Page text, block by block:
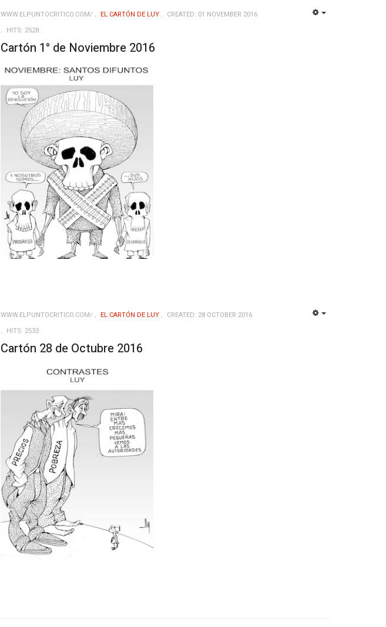
WWW.ELPUNTOCRITICO.COM/ EL CARTÓN DE LUY
CREATED: 01 NOVEMBER 2016
HITS: 2528
Cartón 1° de Noviembre 2016
WWW.ELPUNTOCRITICO.COM/ EL CARTÓN DE LUY
CREATED: 28 OCTOBER 2016
HITS: 2533
Cartón 28 de Octubre 2016